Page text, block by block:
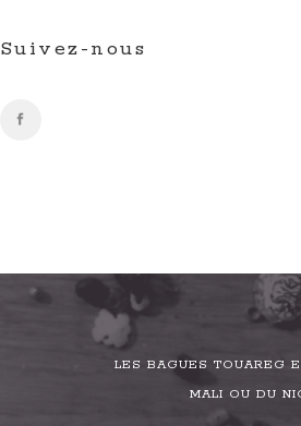
Suivez-nous
LES BAGUES TOUAREG
MALI OU DU